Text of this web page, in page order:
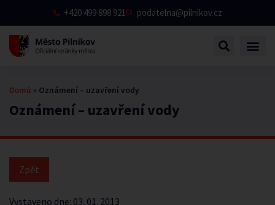
+420 499 898 921 podatelna@pilnikov.cz
Oznámení – uzavření vody
Domů » Oznámení – uzavření vody
Vystaveno dne: 03. 01. 2013